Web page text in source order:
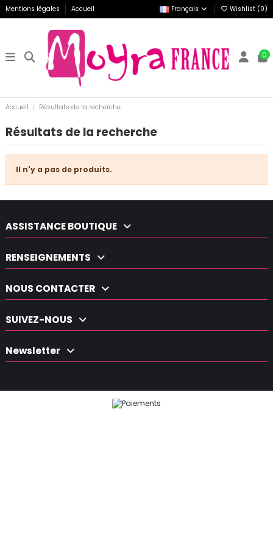
Mentions légales Accueil Français Wishlist (0)
0
Accueil Résultats de la recherche
Résultats de la recherche
Il n'y a pas de produits.
ASSISTANCE BOUTIQUE
RENSEIGNEMENTS
NOUS CONTACTER
SUIVEZ-NOUS
Newsletter